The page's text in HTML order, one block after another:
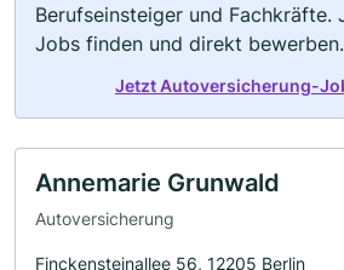
Berufseinsteiger und Fachkräfte.
Jobs finden und direkt bewerben.
Jetzt Autoversicherung-
Annemarie Grunwald
Autoversicherung
Finckensteinallee 56, 12205 Berlin